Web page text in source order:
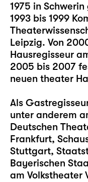
1975 in
1993 bis 1999
Leipzig. Von
Hausregisseur
2005 bis 2007
neuen theater
Als
unter anderem
Deutschen
Frankfurt,
Stuttgart,
Bayerischen
am Volkstheater